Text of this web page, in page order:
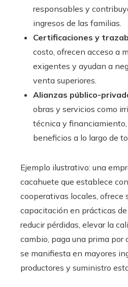
responsables y
ingresos de las familias.
Certificaciones y
costo, ofrecen acceso a
exigentes y ayudan a
venta superiores.
Alianzas público-
obras y servicios como
técnica y
beneficios a lo largo de
Ejemplo ilustrativo: una
cacahuete que establece
cooperativas locales, ofrece
capacitación en prácticas
reducir pérdidas, elevar la
cambio, paga una prima por
se manifiesta en mayores
productores y suministro